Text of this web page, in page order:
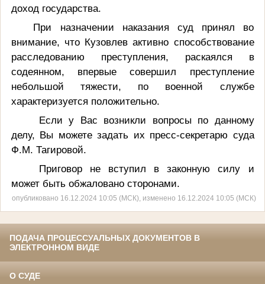
доход государства.
При назначении наказания суд принял во
внимание, что Кузовлев активно способствование
расследованию преступления, раскаялся в
содеянном, впервые совершил преступление
небольшой тяжести, по военной службе
характеризуется положительно.
Если у Вас возникли вопросы по данному
делу, Вы можете задать их пресс-секретарю суда
Ф.М. Тагировой.
Приговор не вступил в законную силу и
может быть обжаловано сторонами.
опубликовано 16.12.2024 10:05 (МСК), изменено 16.12.2024 10:05 (МСК)
ПОДАЧА ПРОЦЕССУАЛЬНЫХ ДОКУМЕНТОВ В
ЭЛЕКТРОННОМ ВИДЕ
О СУДЕ